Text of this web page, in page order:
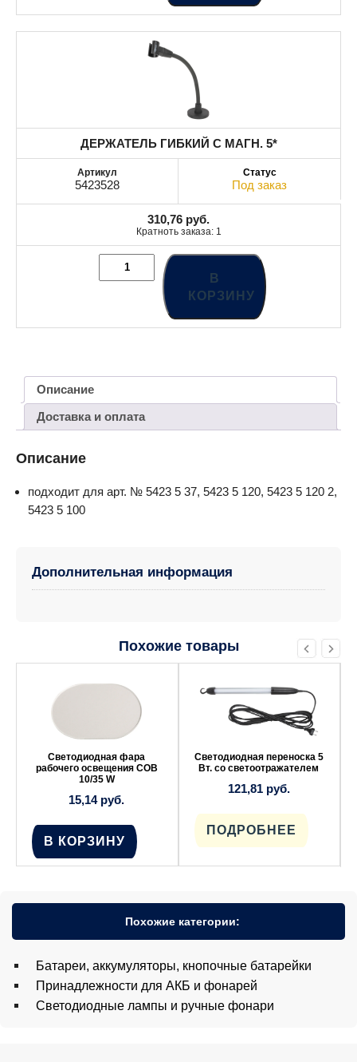
ДЕРЖАТЕЛЬ ГИБКИЙ С МАГН. 5*
5423528 Под заказ
310,76 руб.
Кратноть заказа: 1
В
КОРЗИНУ
Описание
Доставка и оплата
Описание
подходит для арт. № 5423 5 37, 5423 5 120, 5423 5 120 2,
5423 5 100
Дополнительная информация
Похожие товары
Светодиодная фара
рабочего освещения COB
10/35 W
15,14 руб.
В КОРЗИНУ
Светодиодная переноска 5
Вт. со светоотражателем
121,81 руб.
ПОДРОБНЕЕ
Похожие категории:
Батареи, аккумуляторы, кнопочные батарейки
Принадлежности для АКБ и фонарей
Светодиодные лампы и ручные фонари